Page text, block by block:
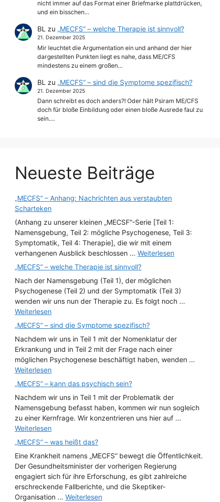
nicht immer auf das Format einer Briefmarke plattdrücken,
und ein bisschen…
BL zu „MECFS“ – welche Therapie ist sinnvoll?
21. Dezember 2025
Mir leuchtet die Argumentation ein und anhand der hier
dargestellten Punkten liegt es nahe, dass ME/CFS
mindestens zu einem großen…
BL zu „MECFS“ – sind die Symptome spezifisch?
21. Dezember 2025
Dann schreibt es doch anders?! Oder hält Psiram ME/CFS
doch für bloße Einbildung oder einen bloße Ausrede faul zu
sein.…
Neueste Beiträge
„MECFS“ – Anhang: Nachrichten aus verstaubten
Scharteken
(Anhang zu unserer kleinen „MECSF“-Serie [Teil 1:
Namensgebung, Teil 2: mögliche Psychogenese, Teil 3:
Symptomatik, Teil 4: Therapie], die wir mit einem
verhangenen Ausblick beschlossen ... Weiterlesen
„MECFS“ – welche Therapie ist sinnvoll?
Nach der Namensgebung (Teil 1), der möglichen
Psychogenese (Teil 2) und der Symptomatik (Teil 3)
wenden wir uns nun der Therapie zu. Es folgt noch ...
Weiterlesen
„MECFS“ – sind die Symptome spezifisch?
Nachdem wir uns in Teil 1 mit der Nomenklatur der
Erkrankung und in Teil 2 mit der Frage nach einer
möglichen Psychogenese beschäftigt haben, wenden ...
Weiterlesen
„MECFS“ – kann das psychisch sein?
Nachdem wir uns in Teil 1 mit der Problematik der
Namensgebung befasst haben, kommen wir nun sogleich
zu einer Kernfrage. Wir konzentrieren uns hier auf ...
Weiterlesen
„MECFS“ – was heißt das?
Eine Krankheit namens „MECFS“ bewegt die Öffentlichkeit.
Der Gesundheitsminister der vorherigen Regierung
engagiert sich für ihre Erforschung, es gibt zahlreiche
erschreckende Fallberichte, und die Skeptiker-
Organisation ... Weiterlesen